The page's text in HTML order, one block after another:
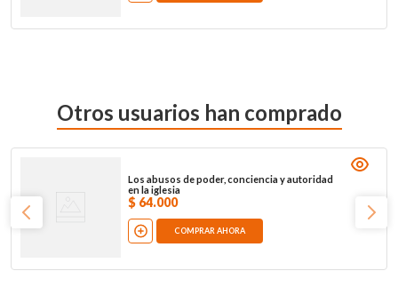
Otros usuarios han comprado
Los abusos de poder, conciencia y autoridad
en la iglesia
$ 64.000
COMPRAR AHORA